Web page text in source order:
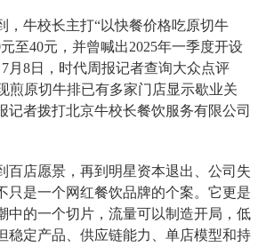
，牛校长主打“以快餐价格吃原切牛
至40元，并曾喊出2025年一季度开设
月8日，时代周报记者查询大众点评
煎原切牛排已有多家门店显示歇业关
记者拨打北京牛校长餐饮服务有限公司
百店愿景，再到明星资本退出、公司失
只是一个网红餐饮品牌的个案。它更是
中的一个切片，流量可以制造开局，低
稳定产品、供应链能力、单店模型和持